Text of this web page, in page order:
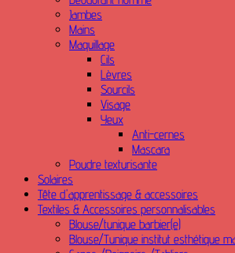
Jambes
Mains
Maquillage
Cils
Lèvres
Sourcils
Visage
Yeux
Anti-cernes
Mascara
Poudre texturisante
Solaires
Tête d'apprentissage & accessoires
Textiles & Accessoires personnalisables
Blouse/tunique barbier(e)
Blouse/Tunique institut esthétique